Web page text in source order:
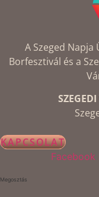
A Szeged
Borfesztivál és a
KAPCSOLAT
Facebook
Megosztás